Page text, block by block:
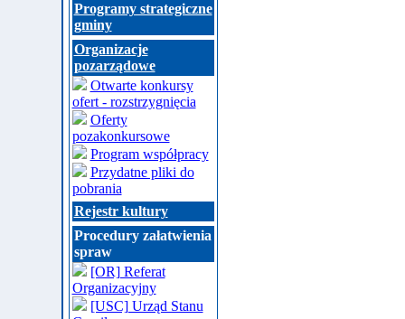
Programy strategiczne
gminy
Organizacje
pozarządowe
Otwarte konkursy
ofert - rozstrzygnięcia
Oferty
pozakonkursowe
Program współpracy
Przydatne pliki do
pobrania
Rejestr kultury
Procedury załatwienia
spraw
[OR] Referat
Organizacyjny
[USC] Urząd Stanu